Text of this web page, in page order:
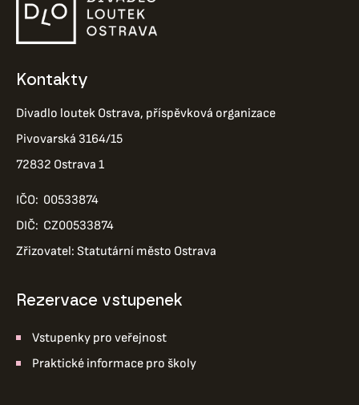
Kontakty
Divadlo loutek Ostrava, příspěvková organizace
Pivovarská 3164/15
72832 Ostrava 1
IČO: 00533874
DIČ: CZ00533874
Zřizovatel: Statutární město Ostrava
Rezervace vstupenek
Vstupenky pro veřejnost
Praktické informace pro školy